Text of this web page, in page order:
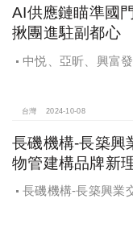
AI供應鏈瞄準國
揪團進駐副都心
中悦、亞昕、興富
未來還陸續有超過7萬
台灣 2024-10-08
長磯機構-長築興
物管建構品牌新
長磯機構-長築興業